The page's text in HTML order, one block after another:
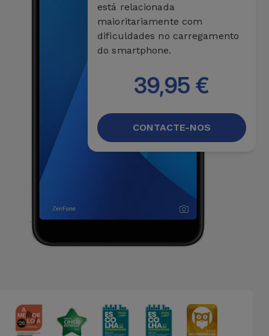
está relacionada
maioritariamente com
dificuldades no carregamento
do smartphone.
39,95 €
CONTACTE-NOS